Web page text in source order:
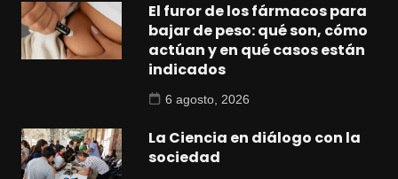
El furor de los fármacos para
bajar de peso: qué son, cómo
actúan y en qué casos están
indicados
6 agosto, 2026
La Ciencia en diálogo con la
sociedad